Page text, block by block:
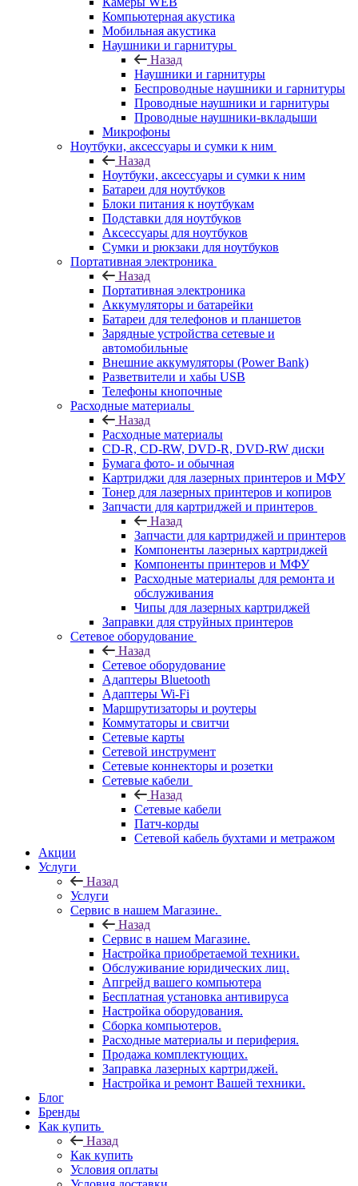
Компьютерная акустика
Мобильная акустика
Наушники и гарнитуры
Назад
Наушники и гарнитуры
Беспроводные наушники и гарнитуры
Проводные наушники и гарнитуры
Проводные наушники-вкладыши
Микрофоны
Ноутбуки, аксессуары и сумки к ним
Назад
Ноутбуки, аксессуары и сумки к ним
Батареи для ноутбуков
Блоки питания к ноутбукам
Подставки для ноутбуков
Аксессуары для ноутбуков
Сумки и рюкзаки для ноутбуков
Портативная электроника
Назад
Портативная электроника
Аккумуляторы и батарейки
Батареи для телефонов и планшетов
Зарядные устройства сетевые и
автомобильные
Внешние аккумуляторы (Power Bank)
Разветвители и хабы USB
Телефоны кнопочные
Расходные материалы
Назад
Расходные материалы
CD-R, CD-RW, DVD-R, DVD-RW диски
Бумага фото- и обычная
Картриджи для лазерных принтеров и МФУ
Тонер для лазерных принтеров и копиров
Запчасти для картриджей и принтеров
Назад
Запчасти для картриджей и принтеров
Компоненты лазерных картриджей
Компоненты принтеров и МФУ
Расходные материалы для ремонта и
обслуживания
Чипы для лазерных картриджей
Заправки для струйных принтеров
Сетевое оборудование
Назад
Сетевое оборудование
Адаптеры Bluetooth
Адаптеры Wi-Fi
Маршрутизаторы и роутеры
Коммутаторы и свитчи
Сетевые карты
Сетевой инструмент
Сетевые коннекторы и розетки
Сетевые кабели
Назад
Сетевые кабели
Патч-корды
Сетевой кабель бухтами и метражом
Акции
Услуги
Назад
Услуги
Сервис в нашем Магазине.
Назад
Сервис в нашем Магазине.
Настройка приобретаемой техники.
Обслуживание юридических лиц.
Апгрейд вашего компьютера
Бесплатная установка антивируса
Настройка оборудования.
Сборка компьютеров.
Расходные материалы и периферия.
Продажа комплектующих.
Заправка лазерных картриджей.
Настройка и ремонт Вашей техники.
Блог
Бренды
Как купить
Назад
Как купить
Условия оплаты